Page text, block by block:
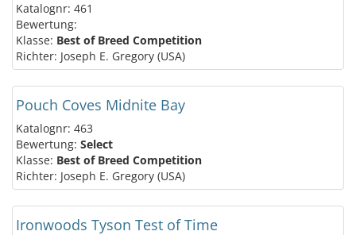
Katalognr: 461
Bewertung:
Klasse: Best of Breed Competition
Richter: Joseph E. Gregory (USA)
Pouch Coves Midnite Bay
Katalognr: 463
Bewertung: Select
Klasse: Best of Breed Competition
Richter: Joseph E. Gregory (USA)
Ironwoods Tyson Test of Time